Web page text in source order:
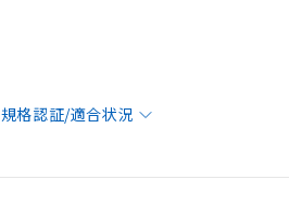
規格認証/適合状況